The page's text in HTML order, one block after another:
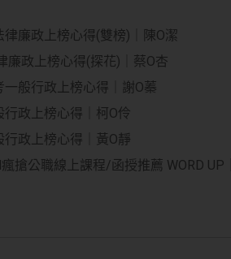
廉政上榜心得(雙榜)｜陳O潔
廉政上榜心得(探花)｜蔡O杏
一般行政上榜心得｜謝O蓁
行政上榜心得｜柯O伶
行政上榜心得｜黃O靜
搶公職線上課程/函授推薦 WORD UP｜